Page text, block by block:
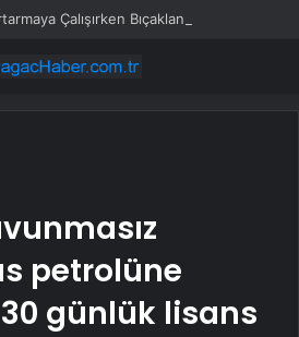
Çalışırken Bıçaklandı
petrolüne
günlük lisans